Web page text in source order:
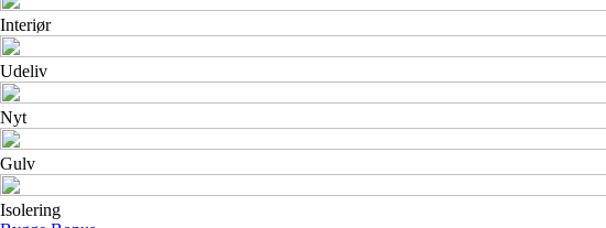
Interiør
Udeliv
Nyt
Gulv
Isolering